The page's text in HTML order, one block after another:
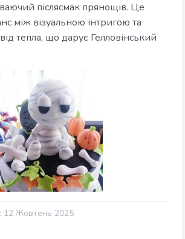
післясмак прянощів. Це
між візуальною інтригою та
тепла, що дарує Гелловінський
12 Жовтень 2025